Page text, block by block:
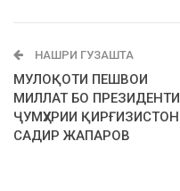
НАШРИ ГУЗАШТА
МУЛОҚОТИ ПЕШВОИ
МИЛЛАТ БО ПРЕЗИДЕНТИ
ҶУМҲУРИИ ҚИРҒИЗИСТОН
САДИР ЖАПАРОВ